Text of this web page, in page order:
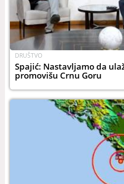
DRUŠTVO
Spajić: Nastavljamo da
promovišu Crnu Goru